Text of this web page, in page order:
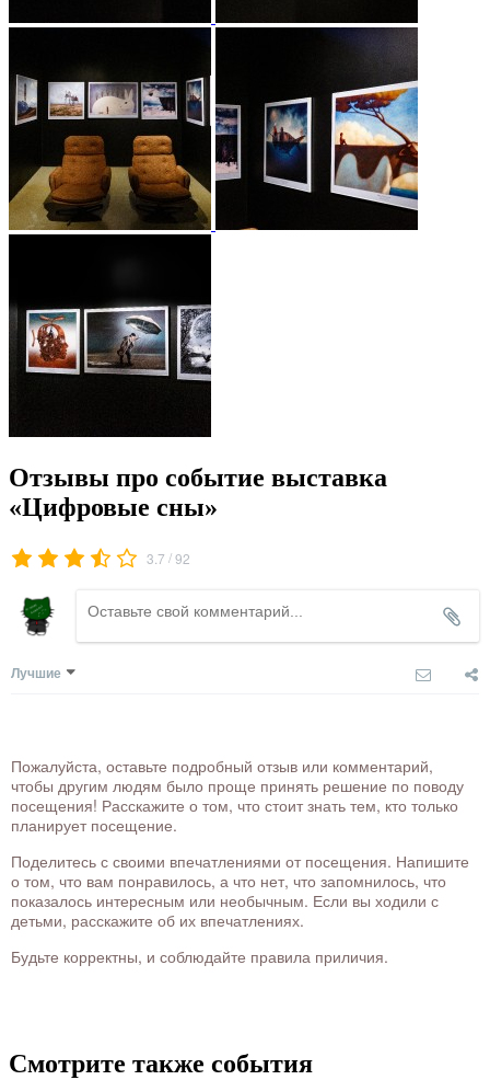
Отзывы про событие выставка
«Цифровые сны»
3.7 /92
Лучшие
Пожалуйста, оставьте подробный отзыв или комментарий,
чтобы другим людям было проще принять решение по поводу
посещения! Расскажите о том, что стоит знать тем, кто только
планирует посещение.
Поделитесь с своими впечатлениями от посещения. Напишите
о том, что вам понравилось, а что нет, что запомнилось, что
показалось интересным или необычным. Если вы ходили с
детьми, расскажите об их впечатлениях.
Будьте корректны, и соблюдайте правила приличия.
Смотрите также события